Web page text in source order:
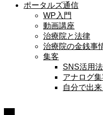
ポータルズ通信
WP入門
動画講座
治療院と法律
治療院の金銭事
集客
SNS活用法
アナログ
自分で出